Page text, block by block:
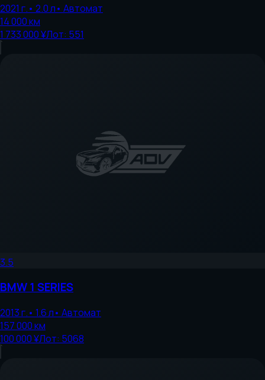
2021 г.• 2.0л• Автомат
14 000км
1 733 000 ¥Лот: 551
3.5
BMW1 SERIES
2013г.• 1.6л• Автомат
157 000км
100 000 ¥Лот: 5068